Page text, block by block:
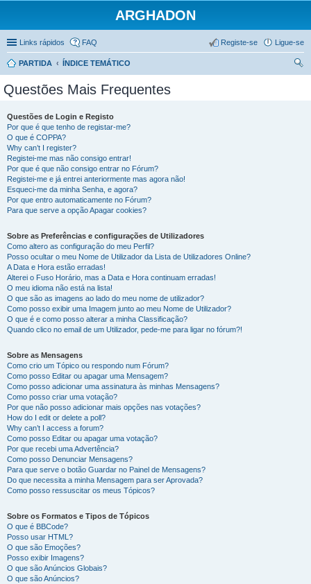
ARGHADON
Links rápidos FAQ Ligue-se
Registe-se
PARTIDA
ÍNDICE TEMÁTICO
Questões Mais Frequentes
Questões de Login e Registo
Por que é que tenho de registar-me?
O que é COPPA?
Why can’t I register?
Registei-me mas não consigo entrar!
Por que é que não consigo entrar no Fórum?
Registei-me e já entrei anteriormente mas agora não!
Esqueci-me da minha Senha, e agora?
Por que entro automaticamente no Fórum?
Para que serve a opção Apagar cookies?
Sobre as Preferências e configurações de Utilizadores
Como altero as configuração do meu Perfil?
Posso ocultar o meu Nome de Utilizador da Lista de Utilizadores Online?
A Data e Hora estão erradas!
Alterei o Fuso Horário, mas a Data e Hora continuam erradas!
O meu idioma não está na lista!
O que são as imagens ao lado do meu nome de utilizador?
Como posso exibir uma Imagem junto ao meu Nome de Utilizador?
O que é e como posso alterar a minha Classificação?
Quando clico no email de um Utilizador, pede-me para ligar no fórum?!
Sobre as Mensagens
Como crio um Tópico ou respondo num Fórum?
Como posso Editar ou apagar uma Mensagem?
Como posso adicionar uma assinatura às minhas Mensagens?
Como posso criar uma votação?
Por que não posso adicionar mais opções nas votações?
How do I edit or delete a poll?
Why can’t I access a forum?
Como posso Editar ou apagar uma votação?
Por que recebi uma Advertência?
Como posso Denunciar Mensagens?
Para que serve o botão Guardar no Painel de Mensagens?
Do que necessita a minha Mensagem para ser Aprovada?
Como posso ressuscitar os meus Tópicos?
Sobre os Formatos e Tipos de Tópicos
O que é BBCode?
Posso usar HTML?
O que são Emoções?
Posso exibir Imagens?
O que são Anúncios Globais?
O que são Anúncios?